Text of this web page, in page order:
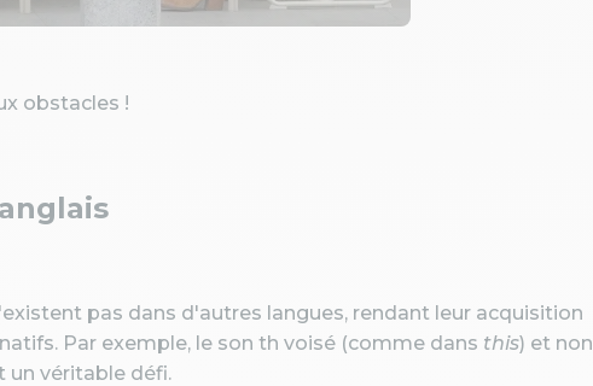
obstacles !
pas dans d'autres langues, rendant leur acquisition
Par exemple, le son th voisé (comme dans this) et non
un véritable défi.